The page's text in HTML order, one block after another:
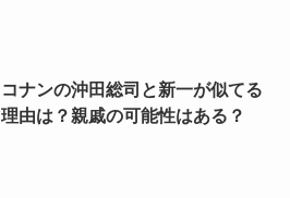
コナンの沖田総司と新一が似てる
理由は？親戚の可能性はある？